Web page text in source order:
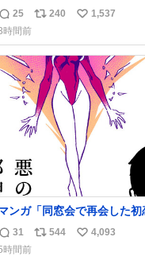
難聴で夫・ペーと「筆談」
news.livedoor.com/article/detail…
前からの難聴も悪化。大声
いというが、ペーによる
バカか！』って言うとそれ
『今なんて言った？』みた
んだ」と笑顔で語った。
返
25
リ
ス
ト
数
240
い
ね
数
1,537
時間前
ンガ「同窓会で再会した初
返
31
リ
544
い
4,093
時間前